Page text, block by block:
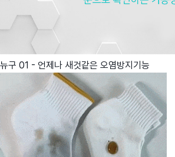
뉴구 01 - 언제나 새것같은 오염방지기능